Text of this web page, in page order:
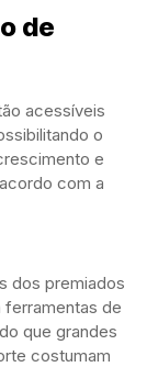
de
acessíveis
o
e
com a
dos premiados
ferramentas de
que grandes
costumam